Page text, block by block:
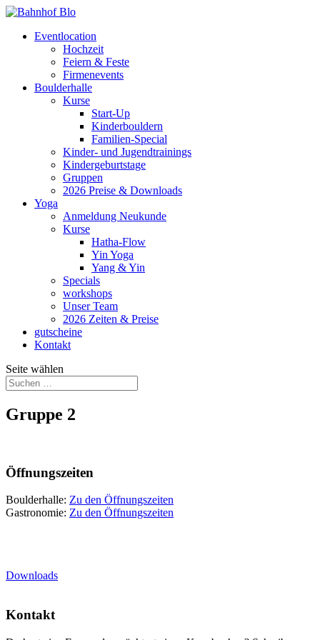
Eventlocation
Hochzeit
Feiern & Feste
Firmenevents
Boulderhalle
Kurse
Start-Up
Kinderbouldern
Familien-Special
Kinder- und Jugendtrainings
Kindergeburtstage
Gruppen
2026 Preise & Downloads
Yoga
Anmeldung Neukunde
Kurse
Hatha-Flow
Yin Yoga
Yang & Yin
Specials
workshops
Unser Team
2026 Zeiten & Preise
gutscheine
Kontakt
Seite wählen
Gruppe 2
Öffnungszeiten
Boulderhalle: Zu den Öffnungszeiten
Gastronomie: Zu den Öffnungszeiten
Downloads
Kontakt